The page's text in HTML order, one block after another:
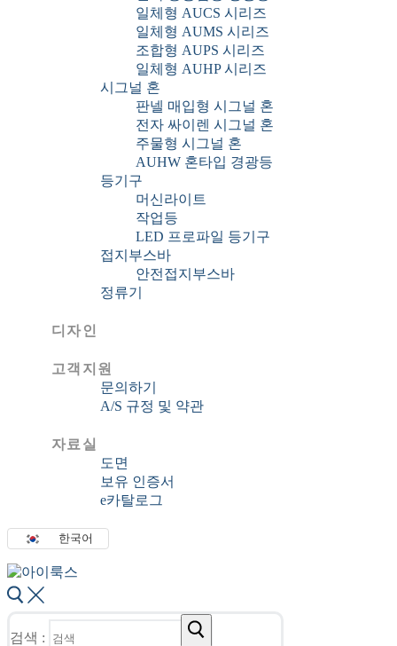
일체형 AUCS 시리즈
일체형 AUMS 시리즈
조합형 AUPS 시리즈
일체형 AUHP 시리즈
시그널 혼
판넬 매입형 시그널 혼
전자 싸이렌 시그널 혼
주물형 시그널 혼
AUHW 혼타입 경광등
등기구
머신라이트
작업등
LED 프로파일 등기구
접지부스바
안전접지부스바
정류기
디자인
고객지원
문의하기
A/S 규정 및 약관
자료실
도면
보유 인증서
e카탈로그
한국어
검색 :